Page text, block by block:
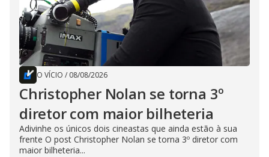
O VÍCIO / 08/08/2026
Christopher Nolan se torna 3º
diretor com maior bilheteria
Adivinhe os únicos dois cineastas que ainda estão à sua
frente O post Christopher Nolan se torna 3º diretor com
maior bilheteria...